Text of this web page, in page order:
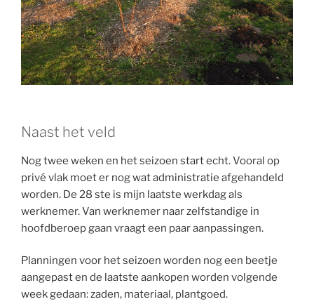
Naast het veld
Nog twee weken en het seizoen start echt. Vooral op
privé vlak moet er nog wat administratie afgehandeld
worden. De 28 ste is mijn laatste werkdag als
werknemer. Van werknemer naar zelfstandige in
hoofdberoep gaan vraagt een paar aanpassingen.
Planningen voor het seizoen worden nog een beetje
aangepast en de laatste aankopen worden volgende
week gedaan: zaden, materiaal, plantgoed.